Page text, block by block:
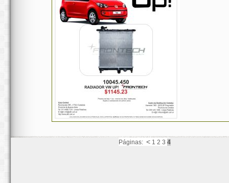
Páginas: < 1 2 3 4